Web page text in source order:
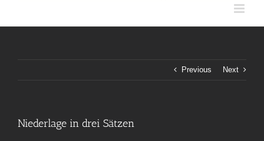
Previous Next
Niederlage in drei Sätzen